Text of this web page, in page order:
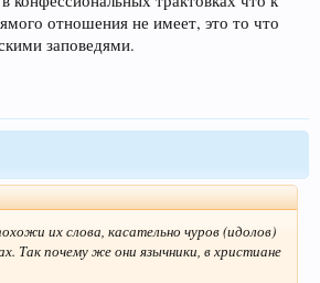
отношения не имеет, это то что
заповедями.
их слова, касательно чуров (идолов)
Так почему же они язычники, в христиане